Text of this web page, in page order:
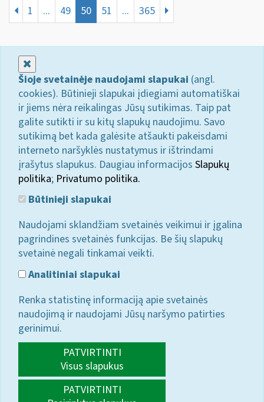
1 ... 49 50 51 ... 365
Šioje svetainėje naudojami slapukai (angl.
cookies). Būtinieji slapukai įdiegiami automatiškai
ir jiems nėra reikalingas Jūsų sutikimas. Taip pat
galite sutikti ir su kitų slapukų naudojimu. Savo
sutikimą bet kada galėsite atšaukti pakeisdami
interneto naršyklės nustatymus ir ištrindami
įrašytus slapukus. Daugiau informacijos Slapukų
politika; Privatumo politika.
Būtinieji slapukai
Naudojami sklandžiam svetainės veikimui ir įgalina
pagrindines svetainės funkcijas. Be šių slapukų
svetainė negali tinkamai veikti.
Analitiniai slapukai
Renka statistinę informaciją apie svetainės
naudojimą ir naudojami Jūsų naršymo patirties
gerinimui.
PATVIRTINTI
Visus slapukus
PATVIRTINTI